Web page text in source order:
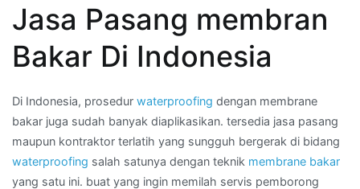
:
waterproofing
bakar
di
Wilayah
JAGAKARSA
Jasa Pasang membran
Bakar Di Indonesia
Di Indonesia, prosedur waterproofing dengan membrane
bakar juga sudah banyak diaplikasikan. tersedia jasa pasang
maupun kontraktor terlatih yang sungguh bergerak di bidang
waterproofing salah satunya dengan teknik membrane bakar
yang satu ini. buat yang ingin memilah servis pemborong